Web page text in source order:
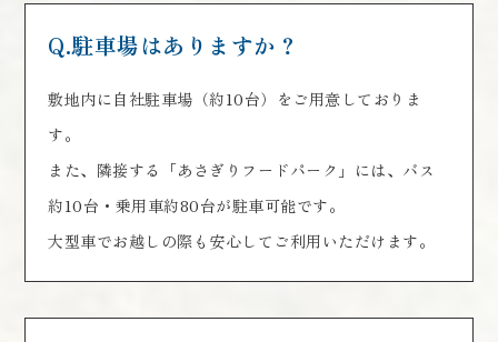
Q.駐車場はありますか？
敷地内に自社駐車場（約10台）をご用意しておりま
す。
また、隣接する「あさぎりフードパーク」には、バス
約10台・乗用車約80台が駐車可能です。
大型車でお越しの際も安心してご利用いただけます。